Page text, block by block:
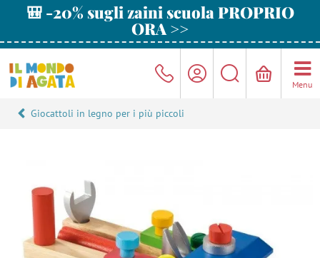
🎒 -20% sugli zaini scuola PROPRIO
ORA >>
Menu
Giocattoli in legno per i più piccoli